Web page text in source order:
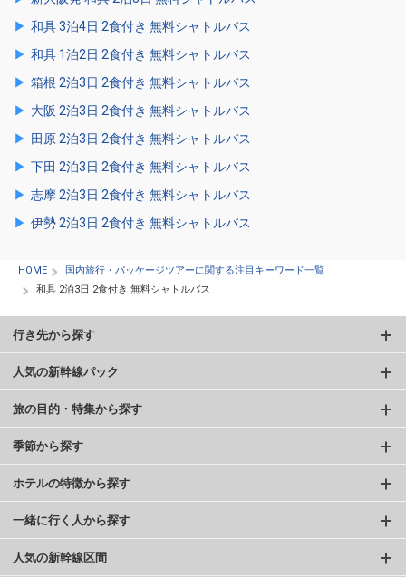
和具 3泊4日 2食付き 無料シャトルバス
和具 1泊2日 2食付き 無料シャトルバス
箱根 2泊3日 2食付き 無料シャトルバス
大阪 2泊3日 2食付き 無料シャトルバス
田原 2泊3日 2食付き 無料シャトルバス
下田 2泊3日 2食付き 無料シャトルバス
志摩 2泊3日 2食付き 無料シャトルバス
伊勢 2泊3日 2食付き 無料シャトルバス
HOME
国内旅行・パッケージツアーに関する注目キーワード一覧
和具 2泊3日 2食付き 無料シャトルバス
行き先から探す
人気の新幹線パック
旅の目的・特集から探す
季節から探す
ホテルの特徴から探す
一緒に行く人から探す
人気の新幹線区間